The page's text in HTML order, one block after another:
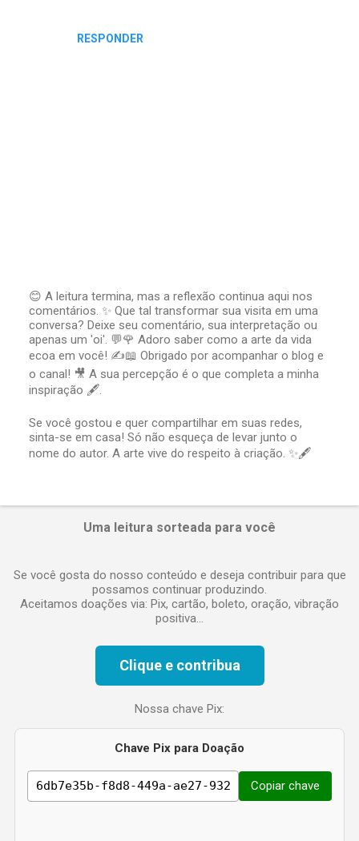
RESPONDER
P
o
s
t
a
r
u
c
o
m
😊 A leitura termina, mas a reflexão continua aqui nos
comentários. ✨ Que tal transformar sua visita em uma
conversa? Deixe seu comentário, sua interpretação ou
apenas um 'oi'. 💬🌹 Adoro saber como a arte da vida
ecoa em você! ✍️📖 Obrigado por acompanhar o blog e
o canal! 🎥 A sua percepção é o que completa a minha
inspiração 🖋️.
Se você gostou e quer compartilhar em suas redes,
sinta-se em casa! Só não esqueça de levar junto o
nome do autor. A arte vive do respeito à criação. ✨🖋️
Uma leitura sorteada para você
Se você gosta do nosso conteúdo e deseja contribuir para que
possamos continuar produzindo.
Aceitamos doações via: Pix, cartão, boleto, oração, vibração
positiva...
Clique e contribua
Nossa chave Pix:
Chave Pix para Doação
Copiar chave